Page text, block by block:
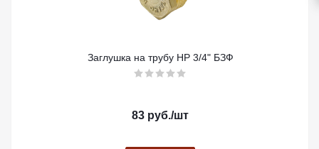
Заглушка на трубу НР 3/4" БЗФ
83 руб./шт